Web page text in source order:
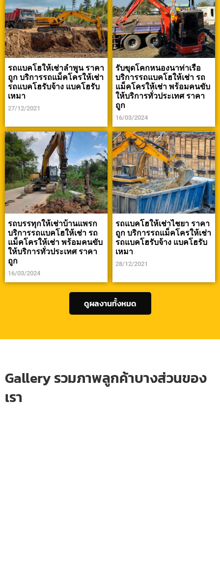
รถแบคโฮให้เช่าลำพูน ราคา
ถูก บริการรถแม็คโครให้เช่า
รถแบคโฮรับจ้าง แบคโฮรับ
เหมา
27/12/2021
รับขุดโคกหนองนาท่าเรือ
บริการรถแบคโฮให้เช่า รถ
แม็คโครให้เช่า พร้อมคนขับ
ให้บริการทั่วประเทศ ราคา
ถูก
16/03/2024
รถบรรทุกให้เช่าบ้านแพรก
บริการรถแบคโฮให้เช่า รถ
แม็คโครให้เช่า พร้อมคนขับ
ให้บริการทั่วประเทศ ราคา
ถูก
16/03/2024
รถแบคโฮให้เช่าไชยา ราคา
ถูก บริการรถแม็คโครให้เช่า
รถแบคโฮรับจ้าง แบคโฮรับ
เหมา
28/12/2021
ดูผลงานทั้งหมด
Gallery รวมภาพลูกค้าบางส่วนของ
เรา